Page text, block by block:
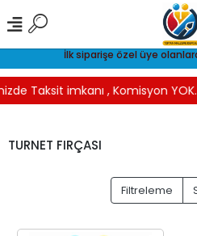
İlk siparişe özel üye
Taksit imkanı , Komisyon YOK..
TURNET FIRÇASI
Filtreleme